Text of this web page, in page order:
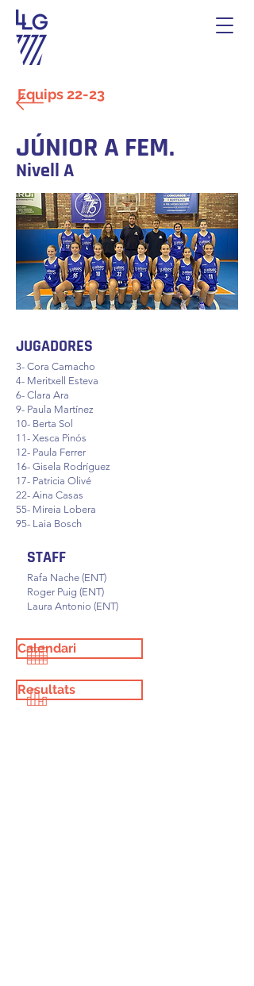
Equips 22-23
JÚNIOR A FEM.
Nivell A
JUGADORES
3- Cora Camacho
4- Meritxell Esteva
6- Clara Ara
9- Paula Martínez
10- Berta Sol
11- Xesca Pinós
12- Paula Ferrer
16- Gisela Rodríguez
17- Patricia Olivé
22- Aina Casas
55- Mireia Lobera
95- Laia Bosch
STAFF
Rafa Nache (ENT)
Roger Puig (ENT)
Laura Antonio (ENT)
Calendari
Resultats